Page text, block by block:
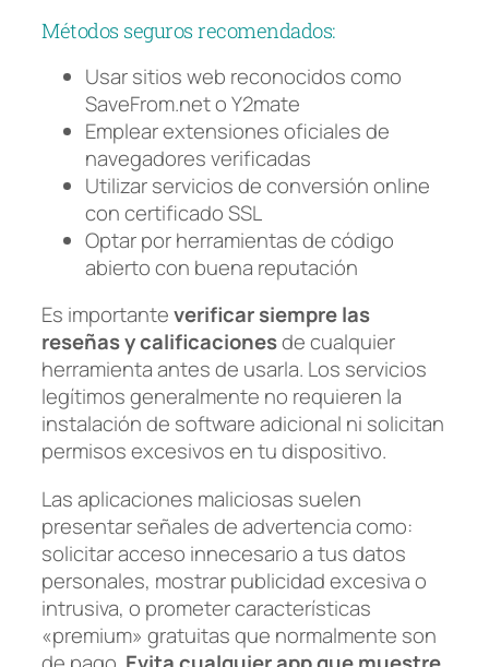
Métodos seguros recomendados:
Usar sitios web reconocidos como
SaveFrom.net o Y2mate
Emplear extensiones oficiales de
navegadores verificadas
Utilizar servicios de conversión online
con certificado SSL
Optar por herramientas de código
abierto con buena reputación
Es importanteverificar siempre las
reseñas y calificacionesde cualquier
herramienta antes de usarla. Los servicios
legítimos generalmente no requieren la
instalación de software adicional ni solicitan
permisos excesivos en tu dispositivo.
Las aplicaciones maliciosas suelen
presentar señales de advertencia como:
solicitar acceso innecesario a tus datos
personales, mostrar publicidad excesiva o
intrusiva, o prometer características
«premium» gratuitas que normalmente son